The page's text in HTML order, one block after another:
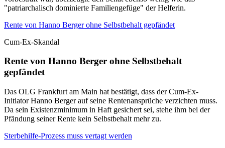
"patriarchalisch dominierte Familiengefüge" der Helferin.
Rente von Hanno Berger ohne Selbstbehalt gepfändet
Cum-Ex-Skandal
Rente von Hanno Berger ohne Selbstbehalt
gepfändet
Das OLG Frankfurt am Main hat bestätigt, dass der Cum-Ex-
Initiator Hanno Berger auf seine Rentenansprüche verzichten muss.
Da sein Existenzminimum in Haft gesichert sei, stehe ihm bei der
Pfändung seiner Rente kein Selbstbehalt mehr zu.
Sterbehilfe-Prozess muss vertagt werden